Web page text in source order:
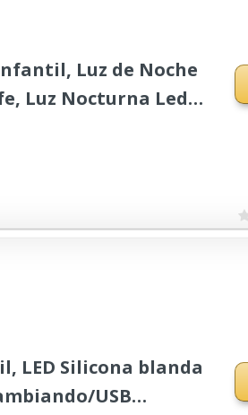
Luz de Noche
Luz Nocturna Led,
LED Silicona blanda
USB